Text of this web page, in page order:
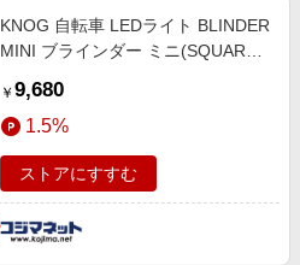
KNOG 自転車 LEDライト BLINDER
MINI ブラインダー ミニ(SQUARE
SQUARE TWINPACK
54_3554363402
￥ 9,680
1.5%
ストアにすすむ